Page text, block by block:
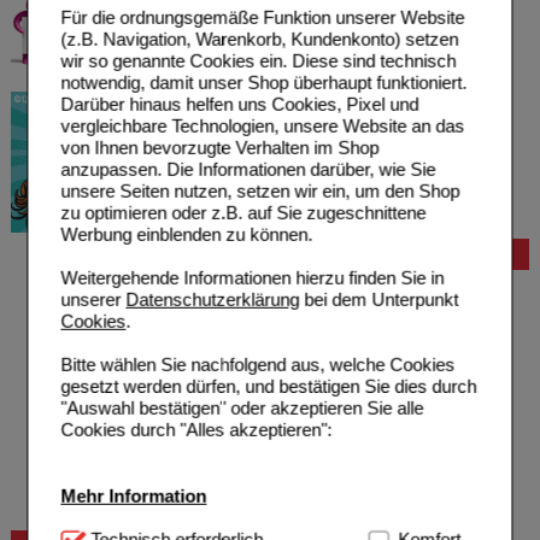
Für die ordnungsgemäße Funktion unserer Website
(z.B. Navigation, Warenkorb, Kundenkonto) setzen
wir so genannte Cookies ein. Diese sind technisch
notwendig, damit unser Shop überhaupt funktioniert.
Darüber hinaus helfen uns Cookies, Pixel und
vergleichbare Technologien, unsere Website an das
von Ihnen bevorzugte Verhalten im Shop
anzupassen. Die Informationen darüber, wie Sie
unsere Seiten nutzen, setzen wir ein, um den Shop
zu optimieren oder z.B. auf Sie zugeschnittene
Werbung einblenden zu können.
Weitergehende Informationen hierzu finden Sie in
unserer Datenschutzerklärungbei dem Unterpunkt
Cookies.
Bitte wählen Sie nachfolgend aus, welche Cookies
gesetzt werden dürfen, und bestätigen Sie dies durch
"Auswahl bestätigen" oder akzeptieren Sie alle
Cookies durch "Alles akzeptieren":
Mehr Information
Hilfe zur Anmeldung
Hilfe zum Bestellvorgang
Freiumschläge anfordern
Freiumschläge downloaden
Auslandsbestellung
Reklamation